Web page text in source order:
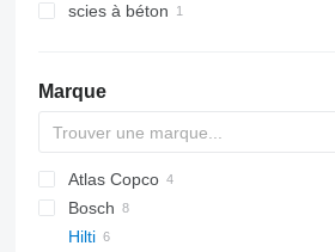
scies à béton
Marque
Atlas Copco
TEX
Bosch
GSH
Hilti